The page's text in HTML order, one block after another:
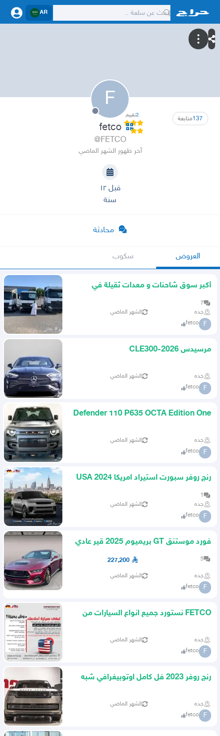
AR
F
137متابعة 2تقييم
fetco
@FETCO
آخر ظهور الشهر الماضي
قبل ١٢
سنة
محادثة
العروض سكوب
أكبر سوق شاحنات و معدات ثقيلة في
7
جده
الشهر الماضي
F
fetco
مرسيدس CLE300-2026
جده الشهر الماضي
F
fetco
Defender 110 P635 OCTA Edition One
جده الشهر الماضي
F
fetco
رنج روفر سبورت استيراد امريكا USA 2024
1
جده
الشهر الماضي
F
fetco
فورد موستنق GT بريميوم 2025 قير عادي
5
227,200
جده الشهر الماضي
F
fetco
FETCO نستورد جميع انواع السيارات من
جده الشهر الماضي
F
fetco
رنج روفر 2023 فل كامل اوتوبيغرافي شبه
جده الشهر الماضي
F
fetco